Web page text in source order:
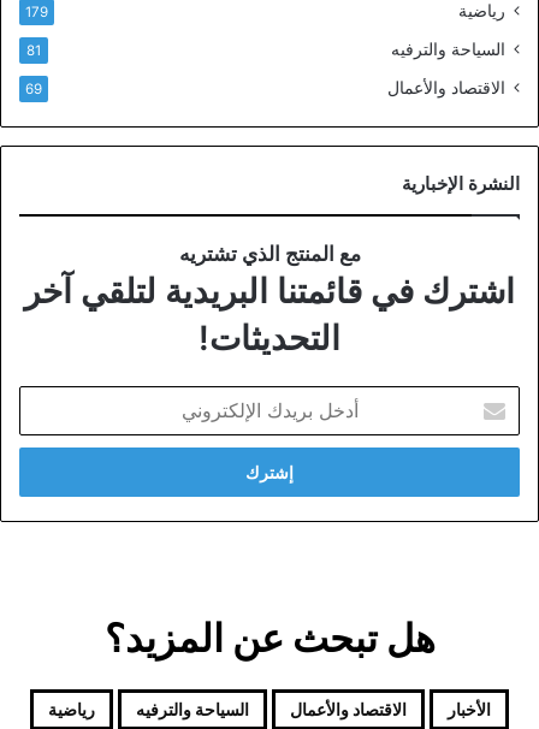
رياضية 179
السياحة والترفيه 81
الاقتصاد والأعمال 69
النشرة الإخبارية
مع المنتج الذي تشتريه
اشترك في قائمتنا البريدية لتلقي آخر
التحديثات!
بريدك
الإلكتروني
هل تبحث عن المزيد؟
الأخبار الاقتصاد والأعمال السياحة والترفيه رياضية